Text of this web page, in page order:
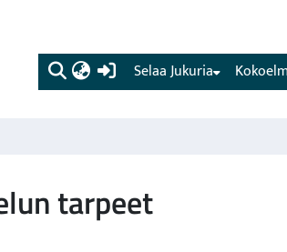
(current)
Selaa Jukuria
tarpeet